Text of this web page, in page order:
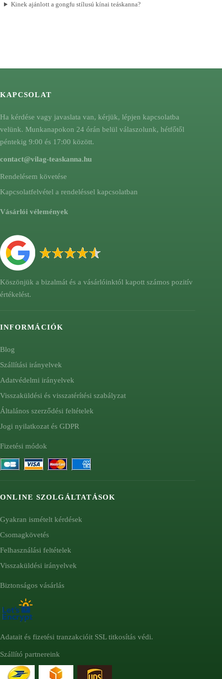
Kinek ajánlott a gongfu stílusú kínai teáskanna?
KAPCSOLAT
Ha kérdése vagy javaslata van, kérjük, lépjen kapcsolatba
velünk. Munkanapokon 24 órán belül válaszolunk, hétfőtől
péntekig 9:00 és 17:00 között.
contact@vilag-teaskanna.hu
Rendelésem követése
Kapcsolatfelvétel a rendeléssel kapcsolatban
Vásárlói vélemények
Köszönjük a bizalmát és a vásárlóinktól kapott számos pozitív
értékelést.
INFORMÁCIÓK
Blog
Szállítási irányelvek
Adatvédelmi irányelvek
Visszaküldési és visszatérítési szabályzat
Általános szerződési feltételek
Jogi nyilatkozat és GDPR
Fizetési módok
ONLINE SZOLGÁLTATÁSOK
Gyakran ismételt kérdések
Csomagkövetés
Felhasználási feltételek
Visszaküldési irányelvek
Biztonságos vásárlás
Adatait és fizetési tranzakcióit SSL titkosítás védi.
Szállító partnereink